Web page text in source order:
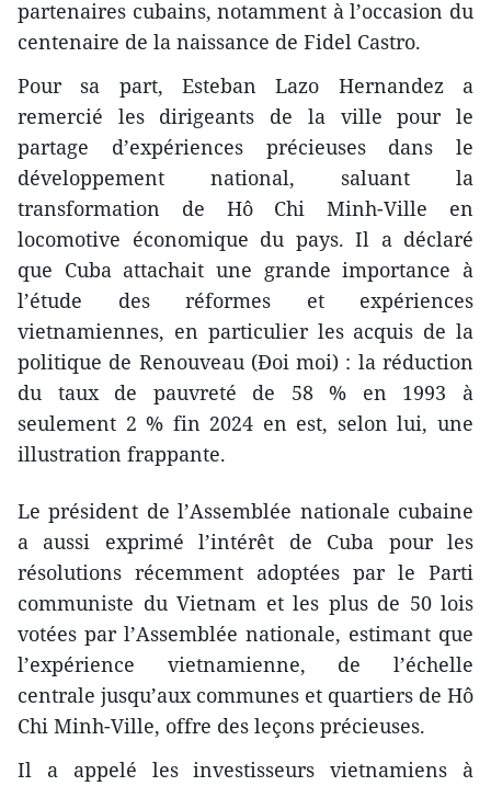
partenaires cubains, notamment à l’occasion du
centenaire de la naissance de Fidel Castro.
Pour sa part, Esteban Lazo Hernandez a
remercié les dirigeants de la ville pour le
partage d’expériences précieuses dans le
développement national, saluant la
transformation de Hô Chi Minh-Ville en
locomotive économique du pays. Il a déclaré
que Cuba attachait une grande importance à
l’étude des réformes et expériences
vietnamiennes, en particulier les acquis de la
politique de Renouveau (Đoi moi) : la réduction
du taux de pauvreté de 58 % en 1993 à
seulement 2 % fin 2024 en est, selon lui, une
illustration frappante.
Le président de l’Assemblée nationale cubaine
a aussi exprimé l’intérêt de Cuba pour les
résolutions récemment adoptées par le Parti
communiste du Vietnam et les plus de 50 lois
votées par l’Assemblée nationale, estimant que
l’expérience vietnamienne, de l’échelle
centrale jusqu’aux communes et quartiers de Hô
Chi Minh-Ville, offre des leçons précieuses.
Il a appelé les investisseurs vietnamiens à